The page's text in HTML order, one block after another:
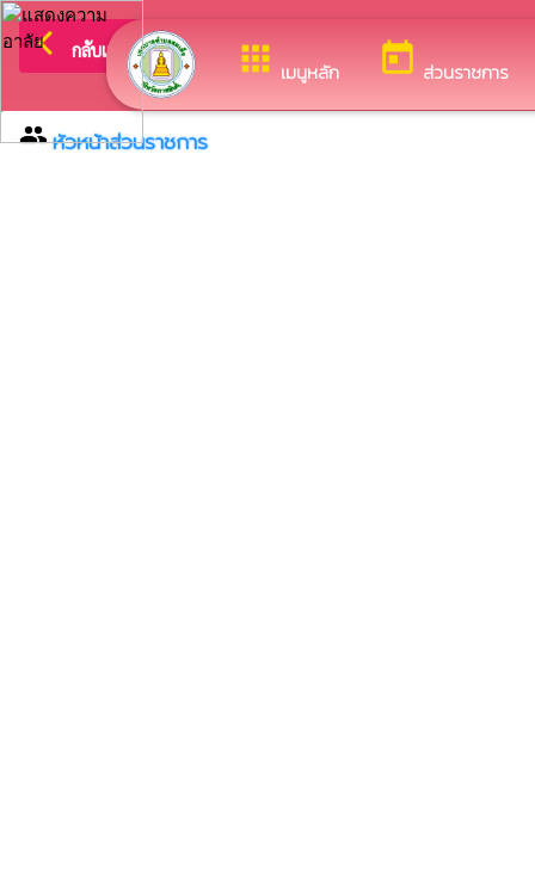
apps เมนูหลัก today ส่วนราชการ
arrow_back_ios กลับเมนูหลัก ยินดีต้อนรับสู่เว็บไซต์
groupหัวหน้าส่วนราชการ